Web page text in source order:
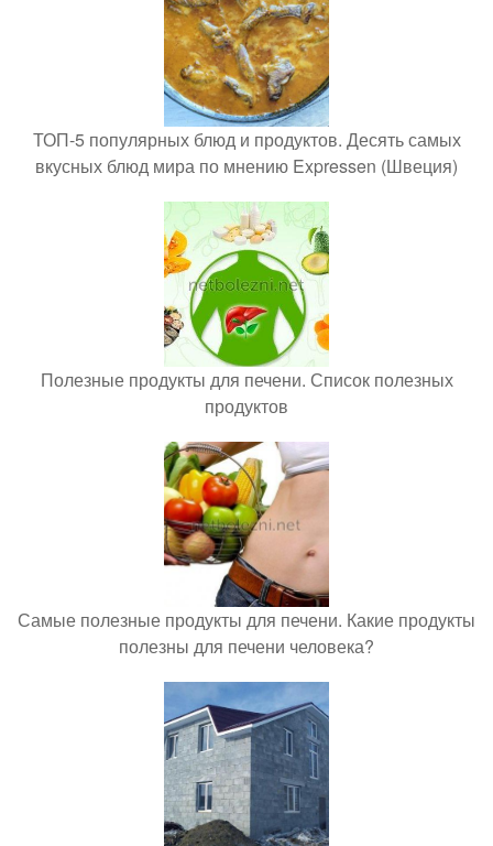
ТОП-5 популярных блюд и продуктов. Десять самых
вкусных блюд мира по мнению Expressen (Швеция)
Полезные продукты для печени. Список полезных
продуктов
Самые полезные продукты для печени. Какие продукты
полезны для печени человека?